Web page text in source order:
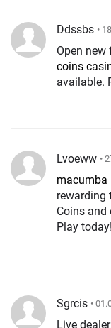
Ddssbs •
Open
coins
available.
Lvoeww •
macumba
rewarding
Coins and
Play today!
Sgrcis •
Live